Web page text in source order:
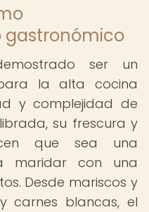
ser un
la alta cocina
y complejidad de
su frescura y
que sea una
maridar con una
Desde mariscos y
carnes blancas, el